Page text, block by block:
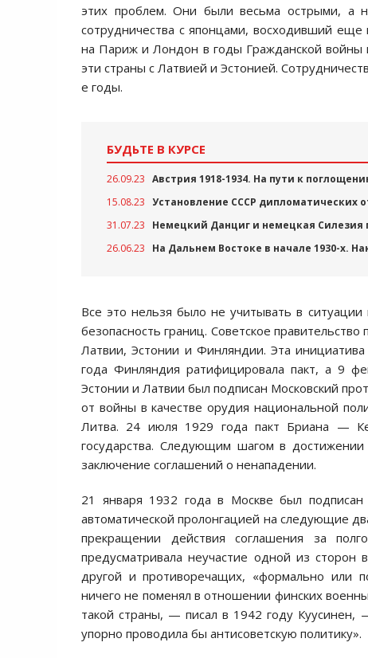
этих проблем. Они были весьма острыми, а
сотрудничества с японцами, восходивший
на Париж и Лондон в годы Гражданской войны
эти страны с Латвией и Эстонией.
е годы.
БУДЬТЕ В КУРСЕ
26.09.23 Австрия 1918-1934. На пути к
15.08.23 Установление СССР дипломатических
31.07.23
Немецкий Данциг и немецкая Силезия
26.06.23
На Дальнем Востоке в начале 1930-х.
Все это нельзя было не учитывать в ситуации
безопасность границ. Советское
Латвии, Эстонии и Финляндии. Эта
года Финляндия ратифицировала пакт, а 9
Эстонии и Латвии был подписан Московский
от войны в качестве орудия национальной
Литва. 24 июля 1929 года пакт Бриана —
государства. Следующим шагом в достижении
заключение соглашений о ненападении.
21 января 1932 года в Москве был
автоматической пролонгацией на следующие
прекращении действия соглашения за
предусматривала неучастие одной из
другой и противоречащих, «формально или
ничего не поменял в отношении финских
такой страны, — писал в 1942 году Куусинен,
упорно проводила бы антисоветскую политику».